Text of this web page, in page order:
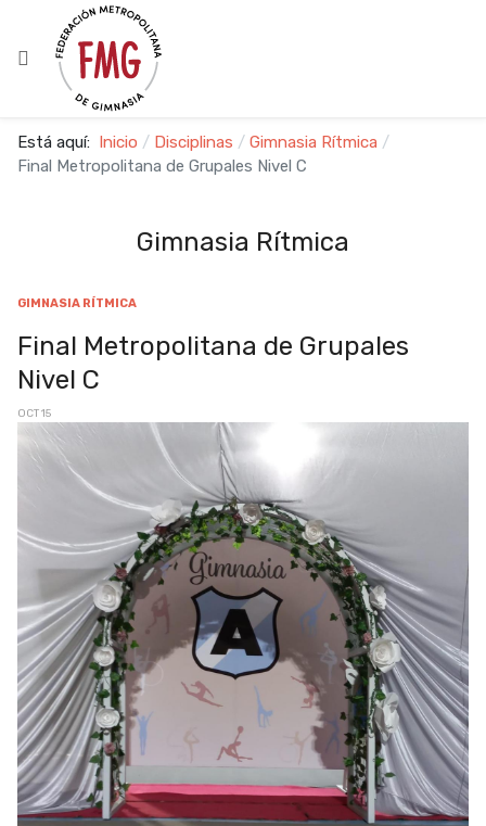
Está aquí: Inicio Disciplinas
Gimnasia Rítmica
Final Metropolitana de Grupales Nivel C
Gimnasia Rítmica
GIMNASIA RÍTMICA
Final Metropolitana de Grupales
Nivel C
OCT 15